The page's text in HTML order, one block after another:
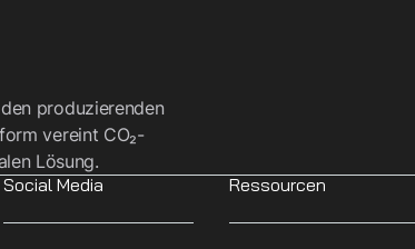
produzierenden
vereint CO₂-
Lösung.
Social Media Ressourcen